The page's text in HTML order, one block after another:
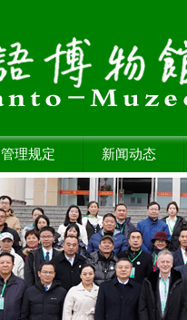
管理规定 新闻动态